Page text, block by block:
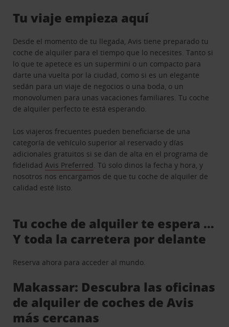
Tu viaje empieza aquí
Desde el momento de tu llegada, Avis tiene preparado tu
coche de alquiler para el tiempo que lo necesites. Tanto si
lo que te apetece es un supermini o un compacto para
darte una vuelta por la ciudad, como si es un elegante
sedán para un viaje de negocios o una boda, o un
monovolumen para unas vacaciones familiares. Tu coche
de alquiler perfecto te está esperando.
Los viajeros frecuentes pueden beneficiarse de una
categoría de vehículo superior al reservado y días
adicionales gratuitos si se dan de alta en el programa de
fidelidadAvis Preferred. Tú solo dinos la fecha y hora, y
nosotros nos encargamos de que tu coche de alquiler de
calidad esté listo.
Tu coche de alquiler te espera …
Y toda la carretera por delante
Reserva ahora para acceder al mundo.
Makassar: Descubra las oficinas
de alquiler de coches de Avis
más cercanas